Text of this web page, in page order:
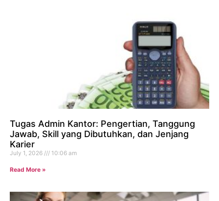
Tugas Admin Kantor: Pengertian, Tanggung
Jawab, Skill yang Dibutuhkan, dan Jenjang
Karier
July 1, 2026 10:06 am
Read More »